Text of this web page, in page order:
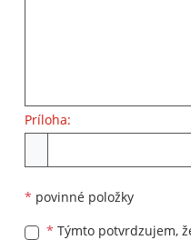
Príloha:
* povinné položky
* Týmto potvrdzujem,